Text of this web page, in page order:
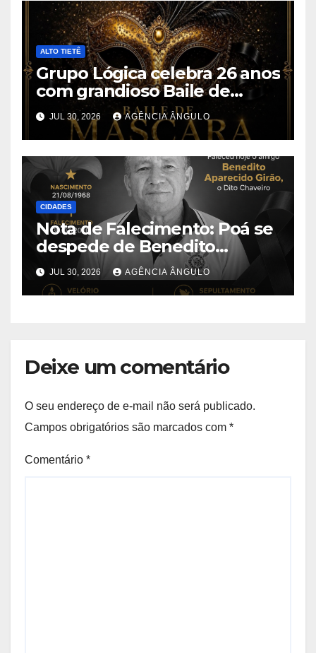
ALTO TIETÊ
Grupo Lógica celebra 26 anos
com grandioso Baile de
Máscaras em Suzano
JUL 30, 2026 AGÊNCIA ÂNGULO
CIDADES
Nota de Falecimento: Poá se
despede de Benedito
Aparecido Girão, o conhecido
“Dito Chaveiro”
JUL 30, 2026 AGÊNCIA ÂNGULO
Deixe um comentário
O seu endereço de e-mail não será publicado.
Campos obrigatórios são marcados com *
Comentário *